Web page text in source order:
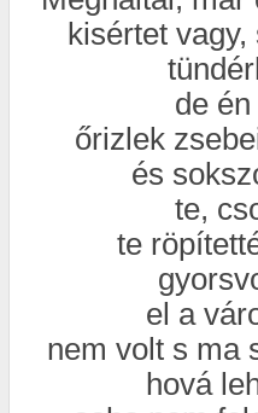
kisértet
de
őrizlek
és
te,
te
el a
nem volt s ma
hová